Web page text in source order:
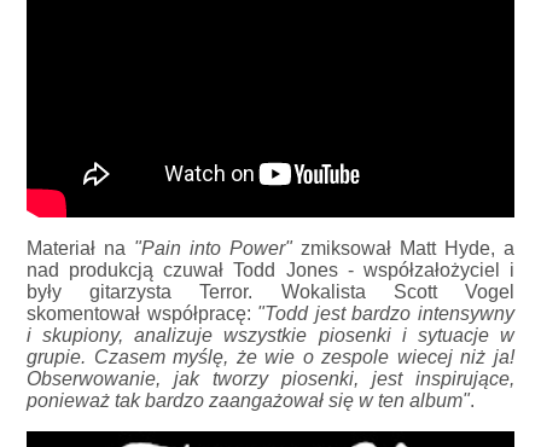
Materiał na "Pain into Power"zmiksował Matt Hyde, a
nad produkcją czuwał Todd Jones - współzałożyciel i
były gitarzysta Terror. Wokalista Scott Vogel
skomentował współpracę: "Todd jest bardzo intensywny
i skupiony, analizuje wszystkie piosenki i sytuacje w
grupie. Czasem myślę, że wie o zespole wiecej niż ja!
Obserwowanie, jak tworzy piosenki, jest inspirujące,
ponieważ tak bardzo zaangażował się w ten album".